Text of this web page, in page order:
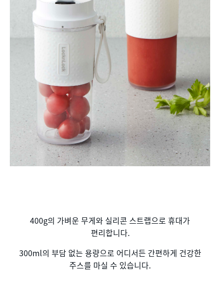
400g의 가벼운 무게와 실리콘 스트랩으로 휴대가
편리합니다.
300ml의 부담 없는 용량으로 어디서든 간편하게 건강한
주스를 마실 수 있습니다.